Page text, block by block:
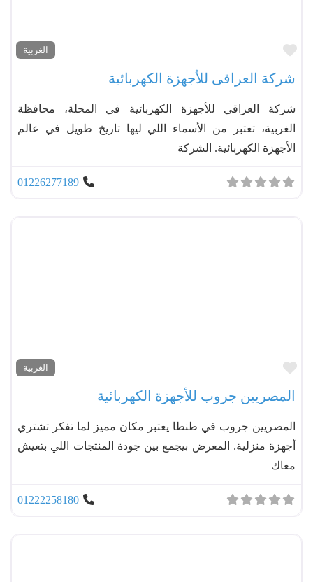
الغربية
مفضل
شركة العراقى للأجهزة الكهربائية
شركة العراقي للأجهزة الكهربائية في المحلة، محافظة
الغربية، تعتبر من الأسماء اللي ليها تاريخ طويل في عالم
الأجهزة الكهربائية. الشركة
01226277189
الغربية
مفضل
المصريين جروب للأجهزة الكهربائية
المصريين جروب في طنطا يعتبر مكان مميز لما تفكر تشتري
أجهزة منزلية. المعرض بيجمع بين جودة المنتجات اللي بتعيش
معاك
01222258180